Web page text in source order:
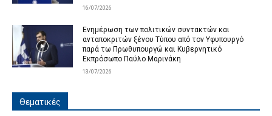
16/07/2026
Ενημέρωση των πολιτικών συντακτών και
ανταποκριτών ξένου Τύπου από τον Υφυπουργό
παρά τω Πρωθυπουργώ και Κυβερνητικό
Εκπρόσωπο Παύλο Μαρινάκη
13/07/2026
Θεματικές